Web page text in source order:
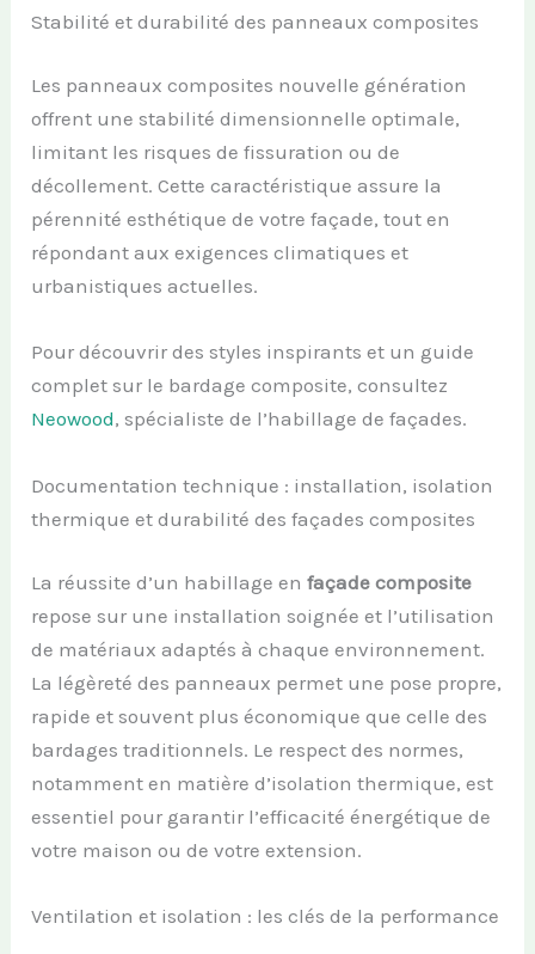
Stabilité et durabilité des panneaux composites
Les panneaux composites nouvelle génération
offrent une stabilité dimensionnelle optimale,
limitant les risques de fissuration ou de
décollement. Cette caractéristique assure la
pérennité esthétique de votre façade, tout en
répondant aux exigences climatiques et
urbanistiques actuelles.
Pour découvrir des styles inspirants et un guide
complet sur le bardage composite, consultez
Neowood, spécialiste de l’habillage de façades.
Documentation technique : installation, isolation
thermique et durabilité des façades composites
La réussite d’un habillage enfaçade composite
repose sur une installation soignée et l’utilisation
de matériaux adaptés à chaque environnement.
La légèreté des panneaux permet une pose propre,
rapide et souvent plus économique que celle des
bardages traditionnels. Le respect des normes,
notamment en matière d’isolation thermique, est
essentiel pour garantir l’efficacité énergétique de
votre maison ou de votre extension.
Ventilation et isolation : les clés de la performance